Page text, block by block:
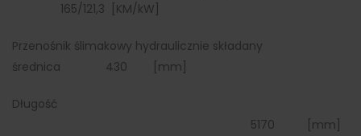
165/121,3 [KM/kW]
Przenośnik ślimakowy hydraulicznie składany
średnica 430 [mm]
Długość
5170 [mm]